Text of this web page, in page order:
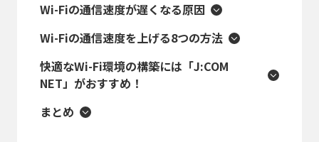
Wi-Fiの通信速度が遅くなる原因
Wi-Fiの通信速度を上げる8つの方法
快適なWi-Fi環境の構築には「J:COM
NET」がおすすめ！
まとめ